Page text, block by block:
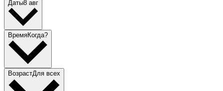
Даты8 авг
ВремяКогда?
ВозрастДля всех